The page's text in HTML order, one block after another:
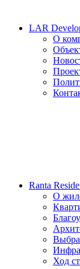
LAR
О
Ranta
О
Ход